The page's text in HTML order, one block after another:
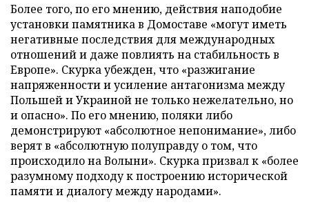
Более того, по его мнению, действия наподобие
установки памятника в Домоставе «могут иметь
негативные последствия для международных
отношений и даже повлиять на стабильность в
Европе». Скурка убежден, что «разжигание
напряженности и усиление антагонизма между
Польшей и Украиной не только нежелательно, но
и опасно». По его мнению, поляки либо
демонстрируют «абсолютное непонимание», либо
верят в «абсолютную полуправду о том, что
происходило на Волыни». Скурка призвал к «более
разумному подходу к построению исторической
памяти и диалогу между народами».